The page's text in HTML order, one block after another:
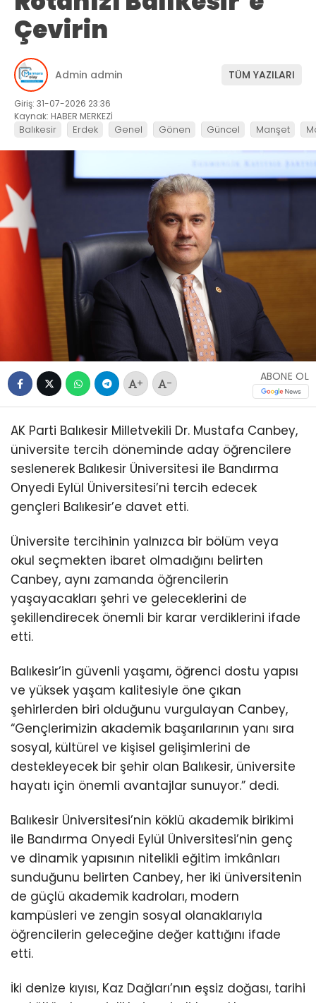
Çevirin
Admin admin TÜM YAZILARI
Giriş: 31-07-2026 23:36
Kaynak: HABER MERKEZİ
Balıkesir Erdek Genel Gönen Güncel Manşet
+ -
ABONE OL
AK Parti Balıkesir Milletvekili Dr. Mustafa Canbey,
üniversite tercih döneminde aday öğrencilere
seslenerek Balıkesir Üniversitesi ile Bandırma
Onyedi Eylül Üniversitesi’ni tercih edecek
gençleri Balıkesir’e davet etti.
Üniversite tercihinin yalnızca bir bölüm veya
okul seçmekten ibaret olmadığını belirten
Canbey, aynı zamanda öğrencilerin
yaşayacakları şehri ve geleceklerini de
şekillendirecek önemli bir karar verdiklerini ifade
etti.
Balıkesir’in güvenli yaşamı, öğrenci dostu yapısı
ve yüksek yaşam kalitesiyle öne çıkan
şehirlerden biri olduğunu vurgulayan Canbey,
“Gençlerimizin akademik başarılarının yanı sıra
sosyal, kültürel ve kişisel gelişimlerini de
destekleyecek bir şehir olan Balıkesir, üniversite
hayatı için önemli avantajlar sunuyor.” dedi.
Balıkesir Üniversitesi’nin köklü akademik birikimi
ile Bandırma Onyedi Eylül Üniversitesi’nin genç
ve dinamik yapısının nitelikli eğitim imkânları
sunduğunu belirten Canbey, her iki üniversitenin
de güçlü akademik kadroları, modern
kampüsleri ve zengin sosyal olanaklarıyla
öğrencilerin geleceğine değer kattığını ifade
etti.
İki denize kıyısı, Kaz Dağları’nın eşsiz doğası, tarihi